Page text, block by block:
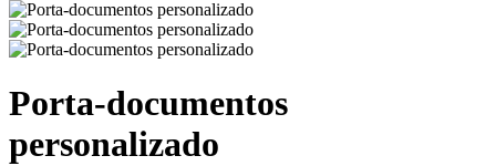
Porta-documentos
personalizado